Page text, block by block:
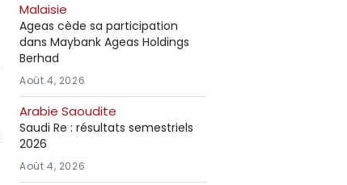
Malaisie
Ageas cède sa participation
dans Maybank Ageas Holdings
Berhad
Août 4, 2026
Arabie Saoudite
Saudi Re : résultats semestriels
2026
Août 4, 2026